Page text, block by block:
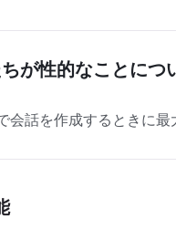
が性的なことにつ
会話を作成するときに